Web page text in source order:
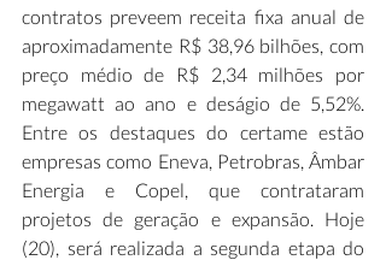
contratos preveem receita fixa anual de
aproximadamente R$ 38,96 bilhões, com
preço médio de R$ 2,34 milhões por
megawatt ao ano e deságio de 5,52%.
Entre os destaques do certame estão
empresas como Eneva, Petrobras, Âmbar
Energia e Copel, que contrataram
projetos de geração e expansão. Hoje
(20), será realizada a segunda etapa do